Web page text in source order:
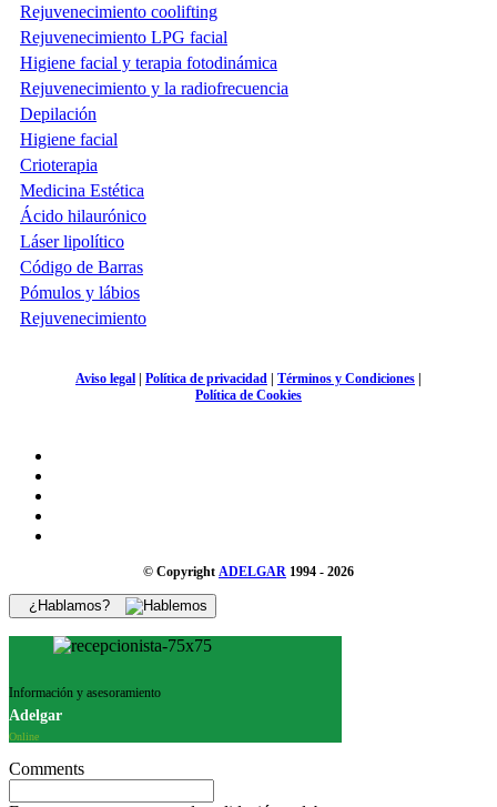
Rejuvenecimiento coolifting
Rejuvenecimiento LPG facial
Higiene facial y terapia fotodinámica
Rejuvenecimiento y la radiofrecuencia
Depilación
Higiene facial
Crioterapia
Medicina Estética
Ácido hilaurónico
Láser lipolítico
Código de Barras
Pómulos y lábios
Rejuvenecimiento
Aviso legal | Política de privacidad | Términos y Condiciones |
Política de Cookies
© Copyright ADELGAR 1994 - 2026
¿Hablamos?
Información y asesoramiento
Adelgar
Online
Comments